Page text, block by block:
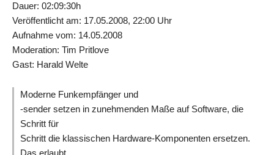
Dauer: 02:09:30h
Veröffentlicht am: 17.05.2008, 22:00 Uhr
Aufnahme vom: 14.05.2008
Moderation: Tim Pritlove
Gast: Harald Welte
Moderne Funkempfänger und
-sender setzen in zunehmenden Maße auf Software, die
Schritt für
Schritt die klassischen Hardware-Komponenten ersetzen.
Das erlaubt